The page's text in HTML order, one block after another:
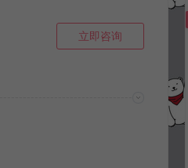
立即咨询